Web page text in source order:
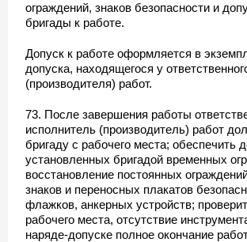
ограждений, знаков безопасности и
бригады к работе.
Допуск к работе оформляется в
допуска, находящегося у
(производителя) работ.
73. После завершения работы
исполнитель (производитель) работ
бригаду с рабочего места; обеспечить
установленных бригадой временных
восстановление постоянных
знаков и переносных плакатов
флажков, анкерных устройств;
рабочего места, отсутствие
наряде-допуске полное окончание